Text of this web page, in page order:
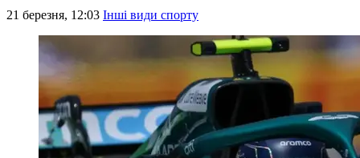
21 березня, 12:03 Інші види спорту